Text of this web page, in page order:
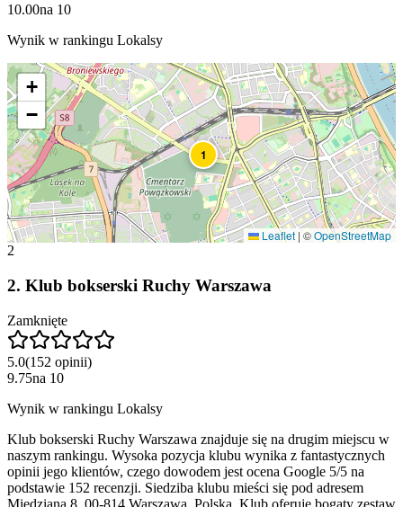
10.00na 10
Wynik w rankingu Lokalsy
1
+
−
Leaflet | ©OpenStreetMap
2
2. Klub bokserski Ruchy Warszawa
Zamknięte
5.0(152 opinii)
9.75na 10
Wynik w rankingu Lokalsy
Klub bokserski Ruchy Warszawa znajduje się na drugim miejscu w
naszym rankingu. Wysoka pozycja klubu wynika z fantastycznych
opinii jego klientów, czego dowodem jest ocena Google 5/5 na
podstawie 152 recenzji. Siedziba klubu mieści się pod adresem
Miedziana 8, 00-814 Warszawa, Polska. Klub oferuje bogaty zestaw